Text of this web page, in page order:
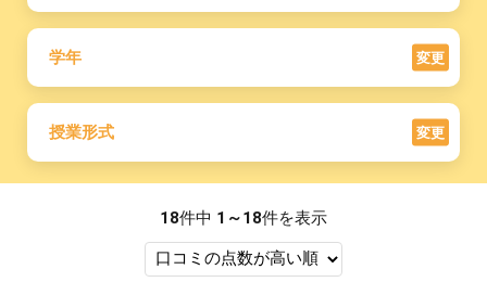
学年 変更
授業形式 変更
18件中 1～18件を表示